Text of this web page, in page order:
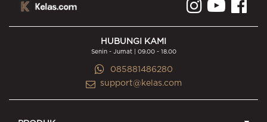
HUBUNGI KAMI
Senin - Jumat | 09.00 - 18.00
085881486280
support@kelas.com